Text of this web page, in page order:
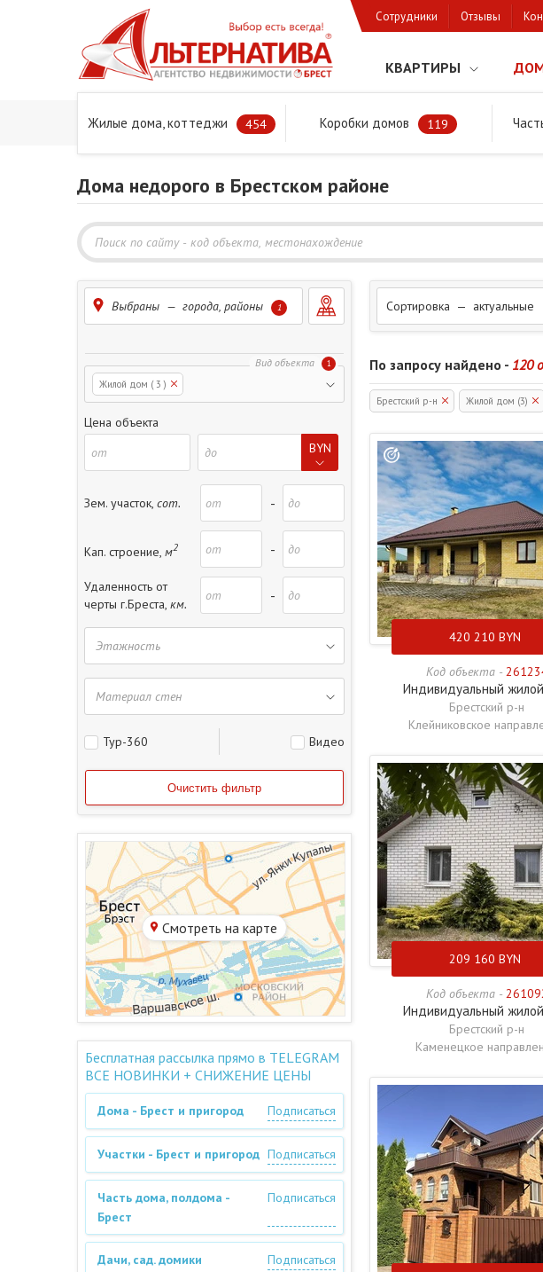
Сотрудники Отзывы
КВАРТИРЫ
Жилые дома, коттеджи 454 Коробки домов 119
Главная Предложения Дома в Бресте и Брестском районе Недорого
Дома недорого в Брестском районе
Выбраны — города, районы 1
Жилой дом ( 3 )
1
Цена объекта
BYN
Зем. участок, сот. -
Кап. строение, м2 -
Удаленность от
черты г.Бреста, км. -
Тур-360 Видео
Смотреть на карте
Бесплатная рассылка прямо в TELEGRAM
ВСЕ НОВИНКИ + СНИЖЕНИЕ ЦЕНЫ
Дома - Брест и пригород Подписаться
Участки - Брест и пригород Подписаться
Часть дома, полдома -
Брест
Подписаться
Дачи, сад. домики Подписаться
Сортировка — актуальные
По запросу найдено - 120
Брестский р-н Жилой дом (3)
420 210 BYN
Код объекта -
Индивидуальный
Брестский р-н
Клейниковское
209 160 BYN
Код объекта -
Индивидуальный
Брестский р-н
Каменецкое